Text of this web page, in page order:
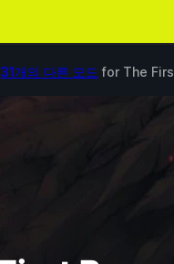
31개의 다른 모드 for The